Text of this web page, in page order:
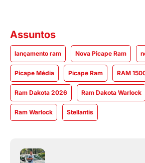
Assuntos
lançamento ram Nova Picape Ram
Picape Média Picape Ram RAM
Ram Dakota 2026 Ram Dakota Warlock
Ram Warlock Stellantis